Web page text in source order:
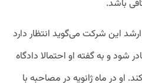
باشد.
این شرکت می‌گوید انتظار دارد
شود و به گفته او احتمالا دادگاه
او در ماه ژانویه در مصاحبه با